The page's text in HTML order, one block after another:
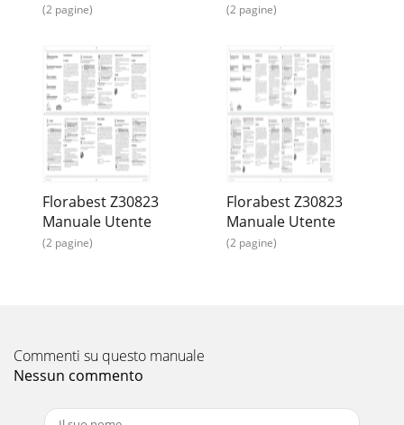
(2 pagine) (2 pagine)
Florabest Z30823
Manuale Utente
(2 pagine)
Florabest Z30823
Manuale Utente
(2 pagine)
Commenti su questo manuale
Nessun commento